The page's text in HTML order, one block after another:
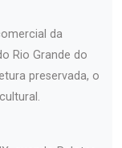
da
Rio Grande do
preservada, o